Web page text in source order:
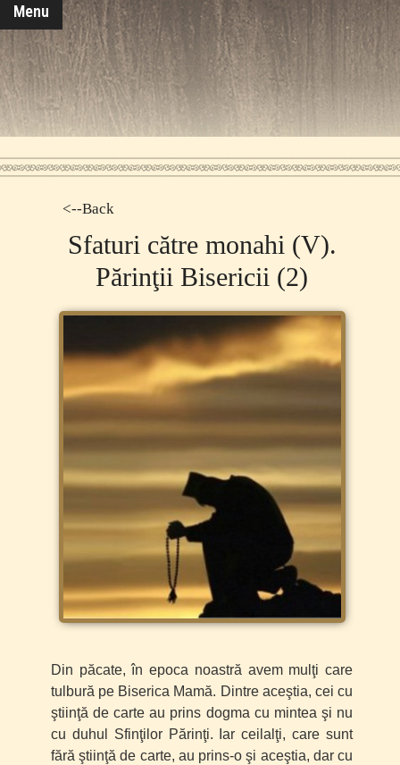
Menu
<--Back
Sfaturi către monahi (V).
Părinţii Bisericii (2)
Din păcate, în epoca noastră avem mulţi care
tulbură pe Biserica Mamă. Dintre aceştia, cei cu
ştiinţă de carte au prins dogma cu mintea şi nu
cu duhul Sfinţilor Părinţi. Iar ceilalţi, care sunt
fără ştiinţă de carte, au prins-o şi aceştia, dar cu